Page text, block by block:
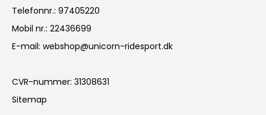
Telefonnr.: 97405220
Mobil nr.: 22436699
E-mail: webshop@unicorn-ridesport.dk
CVR-nummer: 31308631
Sitemap